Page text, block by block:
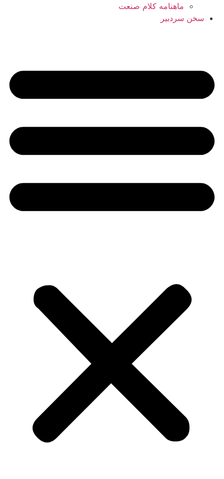
ماهنامه کلام صنعت
سخن سردبیر